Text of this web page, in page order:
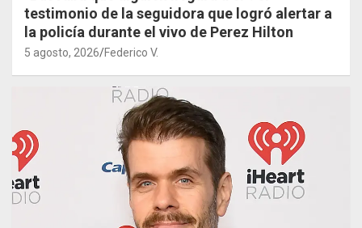
testimonio de la seguidora que logró alertar a
la policía durante el vivo de Perez Hilton
5 agosto, 2026 Federico V.